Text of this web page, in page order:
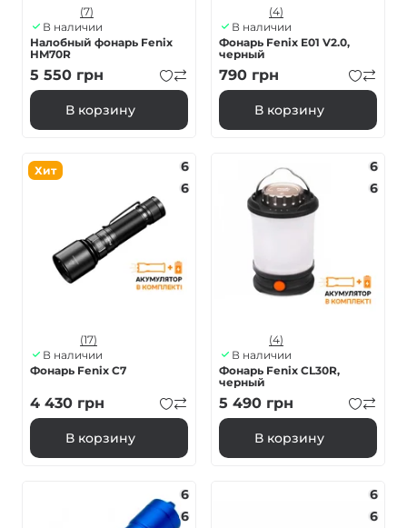
(7)
В наличии
Налобный фонарь Fenix
HM70R
5 550 грн
В корзину
(4)
В наличии
Фонарь Fenix E01 V2.0,
черный
790 грн
В корзину
Хит
6
6
(17)
В наличии
Фонарь Fenix C7
4 430 грн
В корзину
6
6
(4)
В наличии
Фонарь Fenix CL30R,
черный
5 490 грн
В корзину
6
6
6
6